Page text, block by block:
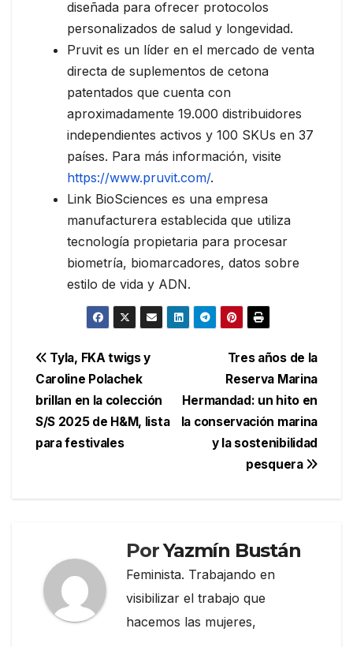
diseñada para ofrecer protocolos
personalizados de salud y longevidad.
Pruvit es un líder en el mercado de venta
directa de suplementos de cetona
patentados que cuenta con
aproximadamente 19.000 distribuidores
independientes activos y 100 SKUs en 37
países. Para más información, visite
https://www.pruvit.com/.
Link BioSciences es una empresa
manufacturera establecida que utiliza
tecnología propietaria para procesar
biometría, biomarcadores, datos sobre
estilo de vida y ADN.
Navegación
de
entradas
Tres años de la
Reserva Marina
Hermandad: un hito en
la conservación marina
y la sostenibilidad
pesquera
Tyla, FKA twigs y
Caroline Polachek
brillan en la colección
S/S 2025 de H&M, lista
para festivales
PorYazmín Bustán
Feminista. Trabajando en
visibilizar el trabajo que
hacemos las mujeres,